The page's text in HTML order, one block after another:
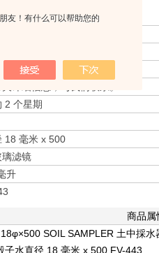
友！有什么可以帮助您的
2 个星期
18 毫米 x 500
璃滤镜
升
商品属
SOIL SAMPLER 土中採水
水直径 18 毫米 x 500 FV-443